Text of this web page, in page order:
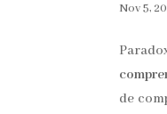
Nov 5,
de